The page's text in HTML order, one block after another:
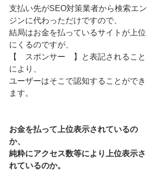
支払い先がSEO対策業者から検索エン
ジンに代わっただけですので、
結局はお金を払っているサイトが上位
にくるのですが、
【　スポンサー　】と表記されること
により、
ユーザーはそこで認知することができ
ます。
お金を払って上位表示されているの
か、
純粋にアクセス数等により上位表示さ
れているのか。